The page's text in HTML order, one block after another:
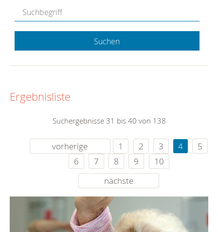
Suchen
Ergebnisliste
Suchergebnisse 31 bis 40 von 138
vorherige 1 2 3 4
5
6
7 8 9
10
nächste